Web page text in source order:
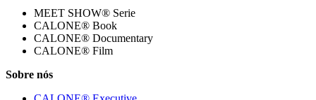
MEET SHOW® Serie
CALONE® Book
CALONE® Documentary
CALONE® Film
Sobre nós